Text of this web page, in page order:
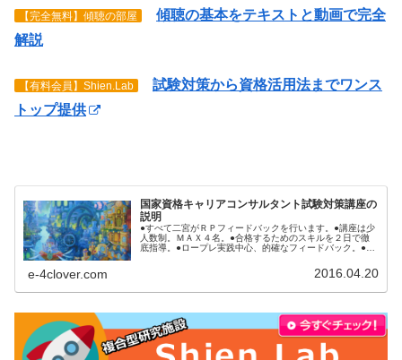
【完全無料】傾聴の部屋
傾聴の基本をテキストと動画で完全
解説
【有料会員】Shien.Lab
試験対策から資格活用法までワンス
トップ提供
国家資格キャリアコンサルタント試験対策講座の
説明
●すべて二宮がＲＰフィードバックを行います。●講座は少
人数制。ＭＡＸ４名。●合格するためのスキルを２日で徹
底指導。●ロープレ実践中心、的確なフィードバック。●受
e-4clover.com 2016.04.20